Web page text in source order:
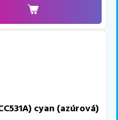
cyan (azúrová)